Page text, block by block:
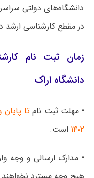
در مقطع کارشناسی ارشد
دانشگاه اراک
• مهلت ثبت نام
۱۴۰۲ است.
• مدارک ارسالی و وجه